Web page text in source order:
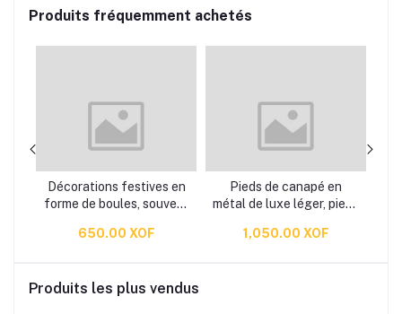
Produits fréquemment achetés
Décorations festives en
forme de boules, souvent
fleurs en papier" ou
généralement utilisées
650.00 XOF
Pieds de canapé en
métal de luxe léger, pieds
de meuble à chaussures,
1,050.00 XOF
Produits les plus vendus